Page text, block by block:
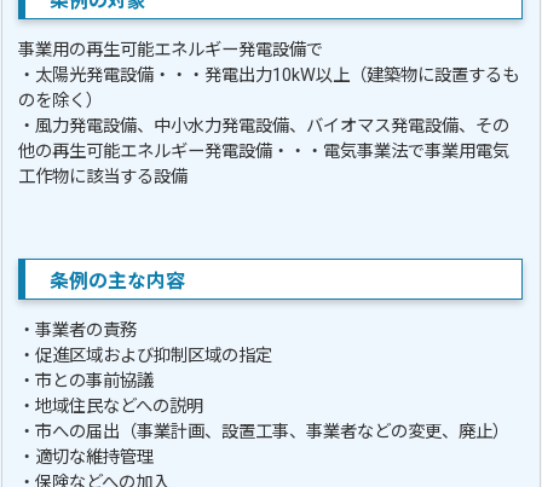
事業用の再生可能エネルギー発電設備で
・太陽光発電設備・・・発電出力10kW以上（建築物に設置するも
のを除く）
・風力発電設備、中小水力発電設備、バイオマス発電設備、その
他の再生可能エネルギー発電設備・・・電気事業法で事業用電気
工作物に該当する設備
条例の主な内容
・事業者の責務
・促進区域および抑制区域の指定
・市との事前協議
・地域住民などへの説明
・市への届出（事業計画、設置工事、事業者などの変更、廃止）
・適切な維持管理
・保険などへの加入